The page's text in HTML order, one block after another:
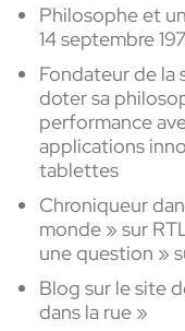
Philosophe et
14 septembre
Fondateur de la
doter sa
performance
applications
tablettes
Chroniqueur
monde » sur
une question »
Blog sur le site
dans la rue »